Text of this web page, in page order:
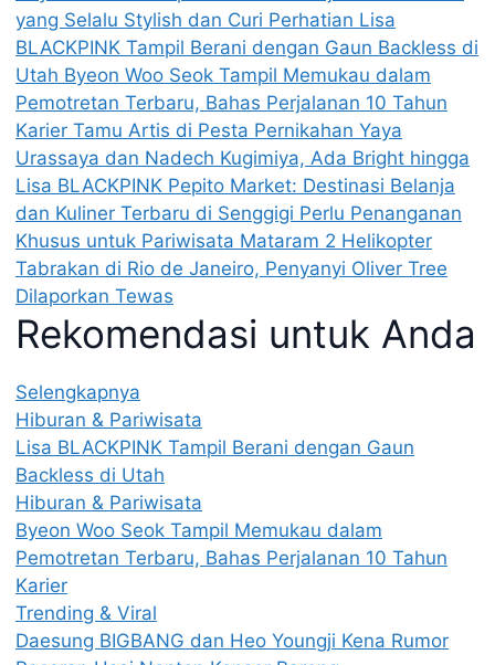
yang Selalu Stylish dan Curi Perhatian Lisa
BLACKPINK Tampil Berani dengan Gaun Backless di
Utah Byeon Woo Seok Tampil Memukau dalam
Pemotretan Terbaru, Bahas Perjalanan 10 Tahun
Karier Tamu Artis di Pesta Pernikahan Yaya
Urassaya dan Nadech Kugimiya, Ada Bright hingga
Lisa BLACKPINK Pepito Market: Destinasi Belanja
dan Kuliner Terbaru di Senggigi Perlu Penanganan
Khusus untuk Pariwisata Mataram 2 Helikopter
Tabrakan di Rio de Janeiro, Penyanyi Oliver Tree
Dilaporkan Tewas
Rekomendasi untuk Anda
Selengkapnya
Hiburan & Pariwisata
Lisa BLACKPINK Tampil Berani dengan Gaun
Backless di Utah
Hiburan & Pariwisata
Byeon Woo Seok Tampil Memukau dalam
Pemotretan Terbaru, Bahas Perjalanan 10 Tahun
Karier
Trending & Viral
Daesung BIGBANG dan Heo Youngji Kena Rumor